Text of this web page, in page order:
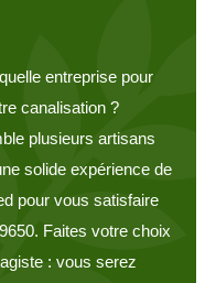
entreprise pour
canalisation ?
plusieurs artisans
solide expérience de
pour vous satisfaire
Faites votre choix
: vous serez